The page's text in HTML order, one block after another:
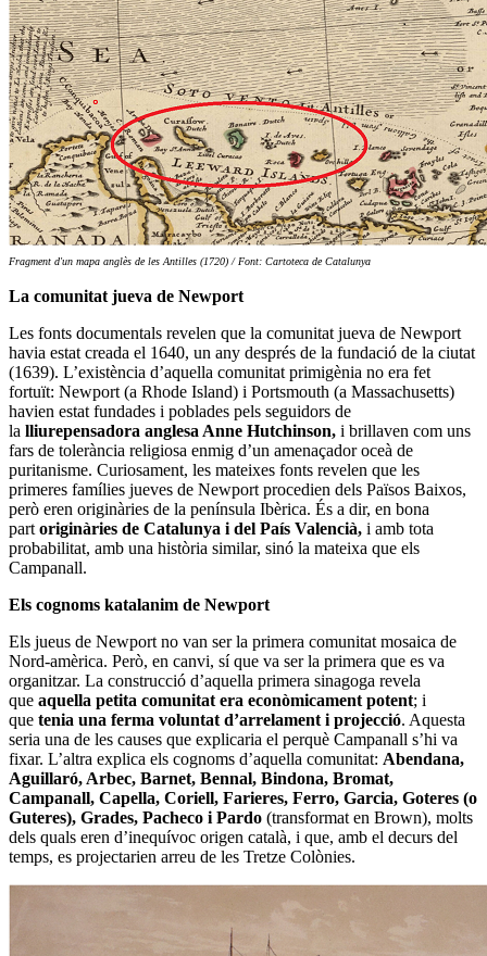
Fragment d'un mapa anglès de les Antilles (1720) / Font: Cartoteca de Catalunya
La comunitat jueva de Newport
Les fonts documentals revelen que la comunitat jueva de Newport
havia estat creada el 1640, un any després de la fundació de la ciutat
(1639). L’existència d’aquella comunitat primigènia no era fet
fortuït: Newport (a Rhode Island) i Portsmouth (a Massachusetts)
havien estat fundades i poblades pels seguidors de
la lliurepensadora anglesa Anne Hutchinson, i brillaven com uns
fars de tolerància religiosa enmig d’un amenaçador oceà de
puritanisme. Curiosament, les mateixes fonts revelen que les
primeres famílies jueves de Newport procedien dels Països Baixos,
però eren originàries de la península Ibèrica. És a dir, en bona
part originàries de Catalunya i del País Valencià, i amb tota
probabilitat, amb una història similar, sinó la mateixa que els
Campanall.
Els cognoms katalanim de Newport
Els jueus de Newport no van ser la primera comunitat mosaica de
Nord-amèrica. Però, en canvi, sí que va ser la primera que es va
organitzar. La construcció d’aquella primera sinagoga revela
que aquella petita comunitat era econòmicament potent; i
que tenia una ferma voluntat d’arrelament i projecció. Aquesta
seria una de les causes que explicaria el perquè Campanall s’hi va
fixar. L’altra explica els cognoms d’aquella comunitat: Abendana,
Aguillaró, Arbec, Barnet, Bennal, Bindona, Bromat,
Campanall, Capella, Coriell, Farieres, Ferro, Garcia, Goteres (o
Guteres), Grades, Pacheco i Pardo (transformat en Brown), molts
dels quals eren d’inequívoc origen català, i que, amb el decurs del
temps, es projectarien arreu de les Tretze Colònies.